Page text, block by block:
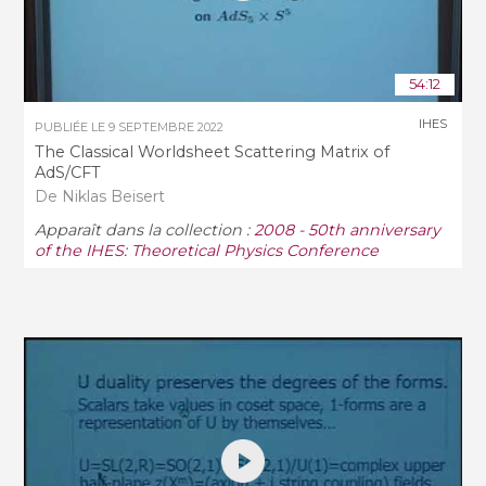
54:12
PUBLIÉE LE9 SEPTEMBRE 2022
The Classical Worldsheet Scattering Matrix of
AdS/CFT
De Niklas Beisert
IHES
Apparaît dans la collection :2008 - 50th anniversary
of the IHES: Theoretical Physics Conference